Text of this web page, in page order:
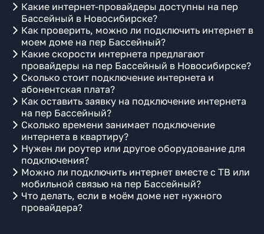
Какие интернет-провайдеры доступны на пер
Бассейный в Новосибирске?
Как проверить, можно ли подключить интернет в
моем доме на пер Бассейный?
Какие скорости интернета предлагают
провайдеры на пер Бассейный в Новосибирске?
Сколько стоит подключение интернета и
абонентская плата?
Как оставить заявку на подключение интернета
на пер Бассейный?
Сколько времени занимает подключение
интернета в квартиру?
Нужен ли роутер или другое оборудование для
подключения?
Можно ли подключить интернет вместе с ТВ или
мобильной связью на пер Бассейный?
Что делать, если в моём доме нет нужного
провайдера?